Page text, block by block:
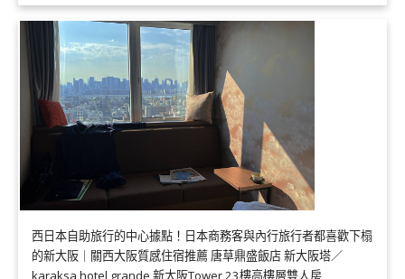
西日本自助旅行的中心據點！日本商務客與內行旅行者都喜歡下榻
的新大阪｜關西大阪質感住宿推薦 唐草鼎盛飯店 新大阪塔／
karaksa hotel grande 新大阪Tower 23樓高樓層雙人房